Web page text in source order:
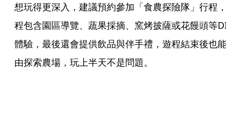
想玩得更深入，建議預約參加「食農探險隊」行程，
程包含園區導覽、蔬果採摘、窯烤披薩或花饅頭等
體驗，最後還會提供飲品與伴手禮，遊程結束後也能
由探索農場，玩上半天不是問題。